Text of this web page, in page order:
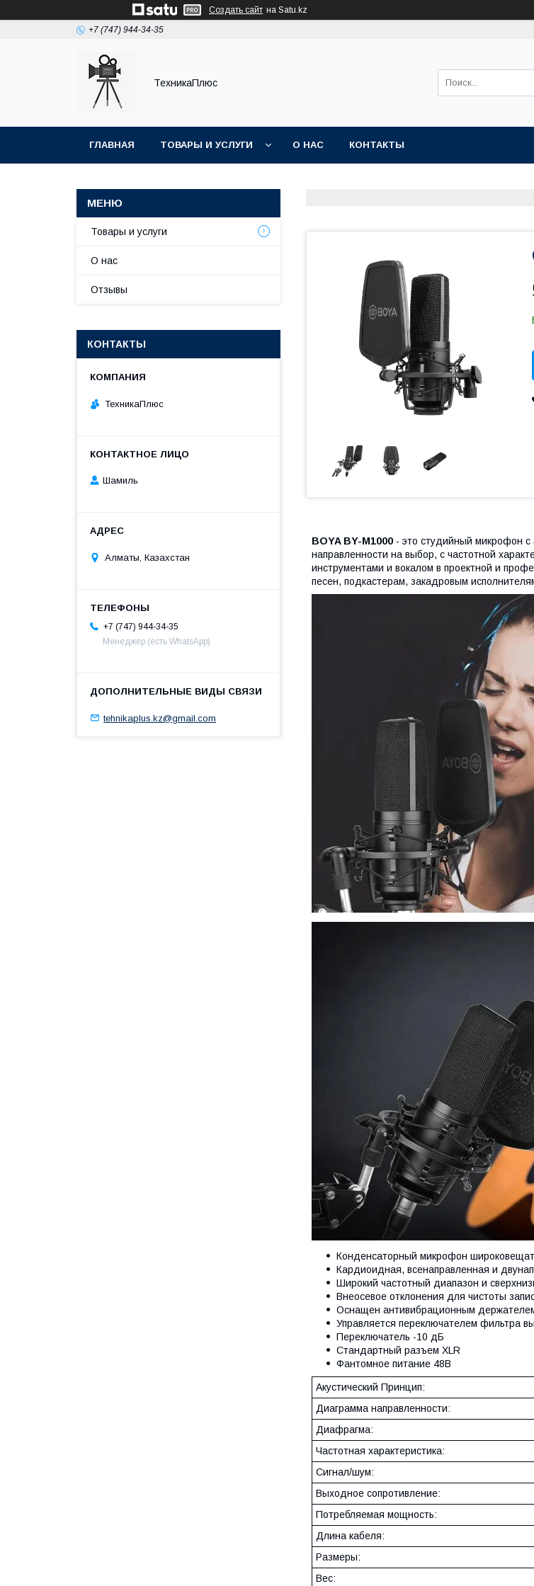
Создать сайт на Satu.kz
+7 (747) 944-34-35
ТехникаПлюс
ГЛАВНАЯ ТОВАРЫ И УСЛУГИ О НАС КОНТАКТЫ
BOYA BY-M1000 - это студийный микрофон
направленности на выбор, с частотной
инструментами и вокалом в проектной и
песен, подкастерам, закадровым
Конденсаторный микрофон
Кардиоидная, всенаправленная и
Широкий частотный диапазон и
Внеосевое отклонения для чистоты
Оснащен антивибрационным
Управляется переключателем фильтра
Переключатель -10 дБ
Стандартный разъем XLR
Фантомное питание 48В
Акустический Принцип:
Диаграмма направленности:
Диафрагма:
Частотная характеристика:
Сигнал/шум:
Выходное сопротивление:
Потребляемая мощность:
Длина кабеля:
Размеры:
Вес:
Товары и услуги
О нас
Отзывы
КОНТАКТЫ
ТехникаПлюс
Шамиль
Алматы, Казахстан
+7 (747) 944-34-35
Менеджер (есть WhatsApp)
tehnikaplus.kz@gmail.com